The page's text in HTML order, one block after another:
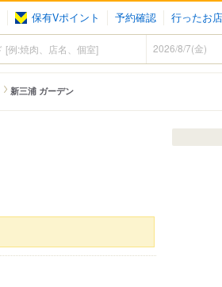
保有Vポイント 予約確認 行ったお店
新三浦 ガーデン